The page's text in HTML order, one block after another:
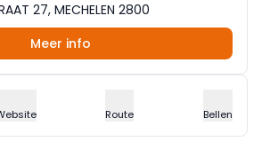
27, MECHELEN 2800
Meer info
Route Bellen